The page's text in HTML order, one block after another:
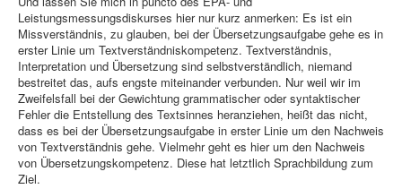
Leistungsmessungsdiskurses hier nur kurz anmerken: Es ist ein
Missverständnis, zu glauben, bei der Übersetzungsaufgabe gehe es in
erster Linie um Textverständniskompetenz. Textverständnis,
Interpretation und Übersetzung sind selbstverständlich, niemand
bestreitet das, aufs engste miteinander verbunden. Nur weil wir im
Zweifelsfall bei der Gewichtung grammatischer oder syntaktischer
Fehler die Entstellung des Textsinnes heranziehen, heißt das nicht,
dass es bei der Übersetzungsaufgabe in erster Linie um den Nachweis
von Textverständnis gehe. Vielmehr geht es hier um den Nachweis
von Übersetzungskompetenz. Diese hat letztlich Sprachbildung zum
Ziel.